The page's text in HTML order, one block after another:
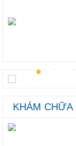
KHÁM CHỮA